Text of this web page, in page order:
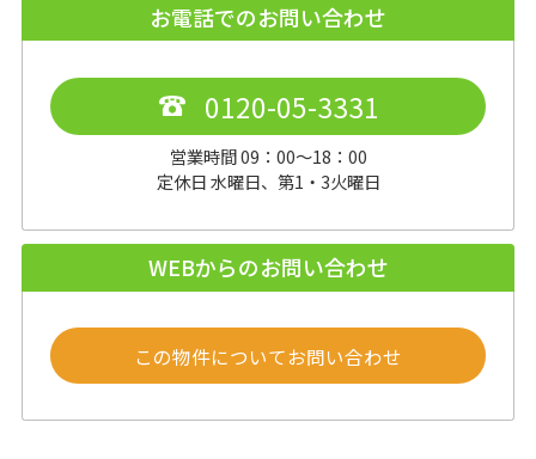
お電話でのお問い合わせ
0120-05-3331
営業時間 09：00～18：00
定休日 水曜日、第1・3火曜日
WEBからのお問い合わせ
この物件についてお問い合わせ